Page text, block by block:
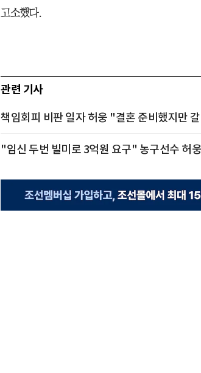
고소했다.
관련 기사
책임회피 비판 일자 허웅 "결혼 준비했지만
"임신 두번 빌미로 3억원 요구" 농구선수 허